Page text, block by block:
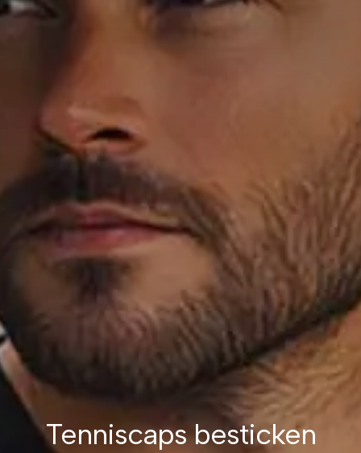
Tenniscaps besticken